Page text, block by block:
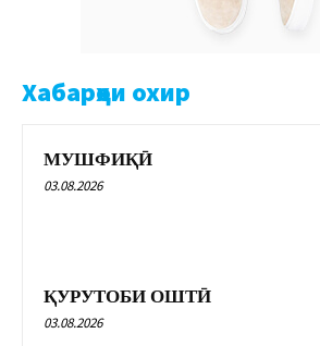
Хабарҳои охир
МУШФИҚӢ
03.08.2026
ҚУРУТОБИ ОШТӢ
03.08.2026